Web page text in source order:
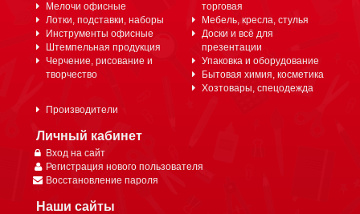
Мелочи офисные
Лотки, подставки, наборы
Инструменты офисные
Штемпельная продукция
Черчение, рисование и
творчество
торговая
Мебель, кресла, стулья
Доски и всё для
презентации
Упаковка и оборудование
Бытовая химия, косметика
Хозтовары, спецодежда
Производители
Личный кабинет
Вход на сайт
Регистрация нового пользователя
Восстановление пароля
Наши сайты